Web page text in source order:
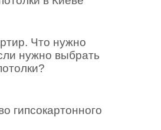
Что нужно
нужно выбрать
гипсокартонного